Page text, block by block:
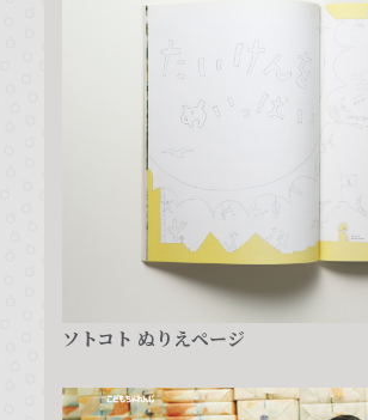
ソトコト ぬりえページ